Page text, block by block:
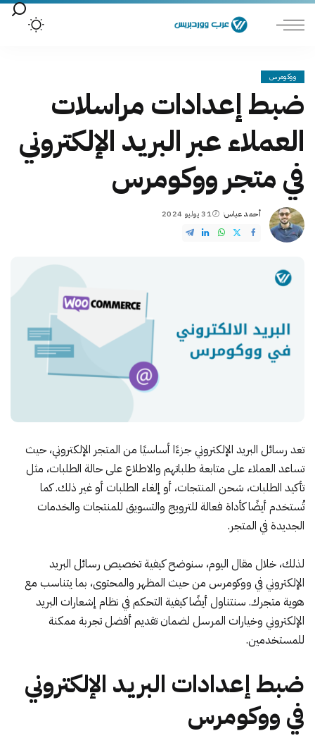
ووكومرس
ضبط إعدادات مراسلات
العملاء عبر البريد الإلكتروني
في متجر ووكومرس
Posted
by
أحمد عباس 31 يوليو 2024
تعد رسائل البريد الإلكتروني جزءًا أساسيًا من المتجر الإلكتروني، حيث
تساعد العملاء على متابعة طلباتهم والاطلاع على حالة الطلبات، مثل
تأكيد الطلبات، شحن المنتجات، أو إلغاء الطلبات أو غير ذلك. كما
تُستخدم أيضًا كأداة فعالة للترويج والتسويق للمنتجات والخدمات
الجديدة في المتجر.
لذلك، خلال مقال اليوم، سنوضح كيفية تخصيص رسائل البريد
الإلكتروني في ووكومرس من حيث المظهر والمحتوى، بما يتناسب مع
هوية متجرك. سنتناول أيضًا كيفية التحكم في نظام إشعارات البريد
الإلكتروني وخيارات المرسل لضمان تقديم أفضل تجربة ممكنة
للمستخدمين.
ضبط إعدادات البريد الإلكتروني
في ووكومرس